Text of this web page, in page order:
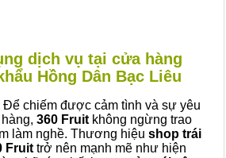
dịch vụ tại cửa hàng
Hồng Dân Bạc Liêu
chiếm được cảm tình và sự yêu
360 Fruit không ngừng trao
làm nghề. Thương hiệu shop trái
Fruit trở nên mạnh mẽ như hiện